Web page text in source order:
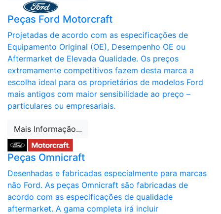
Peças Ford Motorcraft
Projetadas de acordo com as especificações de
Equipamento Original (OE), Desempenho OE ou
Aftermarket de Elevada Qualidade. Os preços
extremamente competitivos fazem desta marca a
escolha ideal para os proprietários de modelos Ford
mais antigos com maior sensibilidade ao preço –
particulares ou empresariais.
Mais Informação...
Peças Omnicraft
Desenhadas e fabricadas especialmente para marcas
não Ford. As peças Omnicraft são fabricadas de
acordo com as especificações de qualidade
aftermarket. A gama completa irá incluir